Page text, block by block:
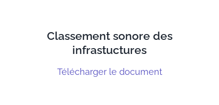
Classement sonore des
infrastuctures
Télécharger le document